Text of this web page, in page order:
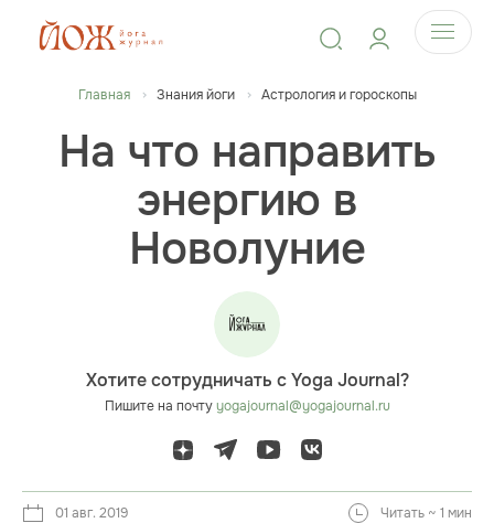
Главная Знания йоги Астрология и гороскопы
На что направить
энергию в
Новолуние
Хотите сотрудничать с Yoga Journal?
Пишите на почтуyogajournal@yogajournal.ru
01 авг. 2019 Читать ~ 1 мин